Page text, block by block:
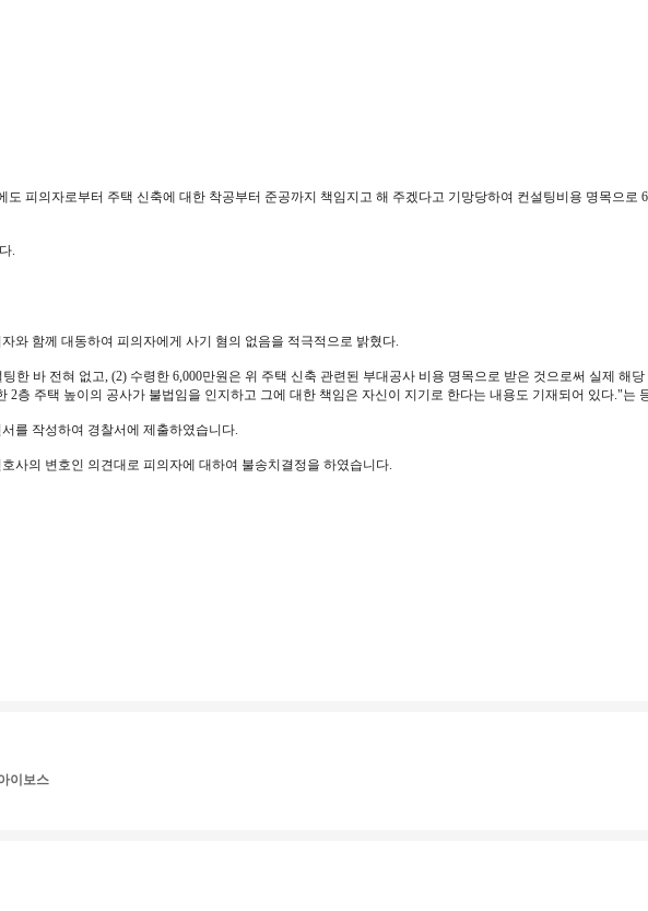
피의자로부터 주택 신축에 대한 착공부터 준공까지 책임지고 해 주겠다고 기망당하여 컨설팅비용 명목으로
.
와 함께 대동하여 피의자에게 사기 혐의 없음을 적극적으로 밝혔다.
한 바 전혀 없고, (2) 수령한 6,000만원은 위 주택 신축 관련된 부대공사 비용 명목으로 받은 것으로써 실제 해
층 주택 높이의 공사가 불법임을 인지하고 그에 대한 책임은 자신이 지기로 한다는 내용도 기재되어 있다."는
를 작성하여 경찰서에 제출하였습니다.
사의 변호인 의견대로 피의자에 대하여 불송치결정을 하였습니다.
이보스